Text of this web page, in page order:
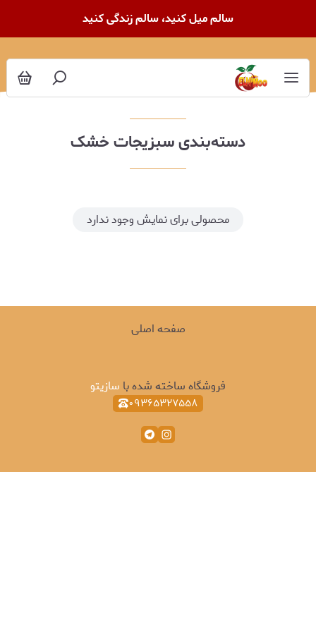
سالم میل کنید، سالم زندگی کنید
دسته‌بندی سبزیجات خشک
محصولی برای نمایش وجود ندارد
صفحه اصلی
فروشگاه ساخته شده با سازیتو
۰۹۳۶۵۳۲۷۵۵۸